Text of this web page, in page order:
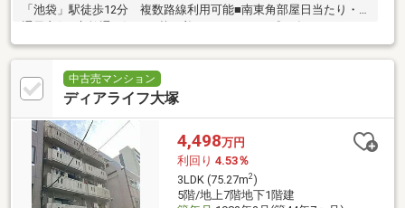
「池袋」駅徒歩12分 複数路線利用可能■南東角部屋日当たり・
通風良好■立教通り沿いの落ち着いたエリア■平成27年7月リフォ
ーム履歴あり
中古売マンション
ディアライフ大塚
4,498万円
利回り 4.53％
3LDK (75.27m2)
5階/地上7階地下1階建